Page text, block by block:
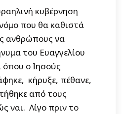
κυβέρνηση
που θα καθιστά
ανθρώπους να
του Ευαγγελίου
όπου ο Ιησούς
κήρυξε, πέθανε,
από τους
ναι. Λίγο πριν το